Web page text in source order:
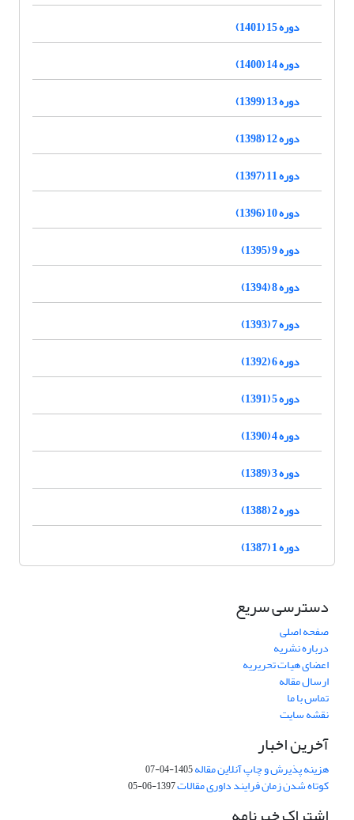
دوره 15 (1401)
دوره 14 (1400)
دوره 13 (1399)
دوره 12 (1398)
دوره 11 (1397)
دوره 10 (1396)
دوره 9 (1395)
دوره 8 (1394)
دوره 7 (1393)
دوره 6 (1392)
دوره 5 (1391)
دوره 4 (1390)
دوره 3 (1389)
دوره 2 (1388)
دوره 1 (1387)
دسترسی سریع
صفحه اصلی
درباره نشریه
اعضای هیات تحریریه
ارسال مقاله
تماس با ما
نقشه سایت
آخرین اخبار
هزینه پذیرش و چاپ آنلاین مقاله1405-04-07
کوتاه شدن زمان فرایند داوری مقالات1397-06-05